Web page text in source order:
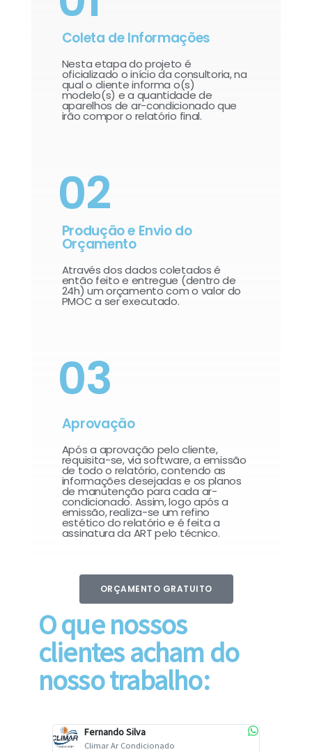
Coleta de Informações
Nesta etapa do projeto é
oficializado o início da consultoria, na
qual o cliente informa o(s)
modelo(s) e a quantidade de
aparelhos de ar-condicionado que
irão compor o relatório final.​
02
Produção e Envio do
Orçamento
Através dos dados coletados é
então feito e entregue (dentro de
24h) um orçamento com o valor do
PMOC a ser executado.
03
Aprovação
Após a aprovação pelo cliente,
requisita-se, via software, a emissão
de todo o relatório, contendo as
informações desejadas e os planos
de manutenção para cada ar-
condicionado. Assim, logo após a
emissão, realiza-se um refino
estético do relatório e é feita a
assinatura da ART pelo técnico.
ORÇAMENTO GRATUITO
O que nossos
clientes acham do
nosso trabalho:
Fernando Silva
Climar Ar Condicionado